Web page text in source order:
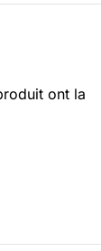
ont la